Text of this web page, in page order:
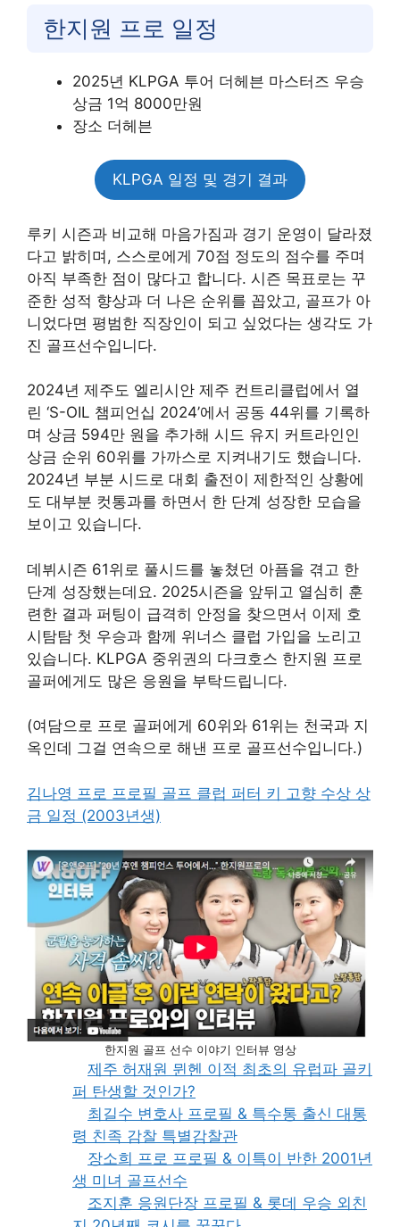
한지원 프로 일정
2025년 KLPGA 투어 더헤븐 마스터즈 우승
상금 1억 8000만원
장소 더헤븐
KLPGA 일정 및 경기 결과
루키 시즌과 비교해 마음가짐과 경기 운영이 달라졌
다고 밝히며, 스스로에게 70점 정도의 점수를 주며
아직 부족한 점이 많다고 합니다. 시즌 목표로는 꾸
준한 성적 향상과 더 나은 순위를 꼽았고, 골프가 아
니었다면 평범한 직장인이 되고 싶었다는 생각도 가
진 골프선수입니다.
2024년 제주도 엘리시안 제주 컨트리클럽에서 열
린 ‘S-OIL 챔피언십 2024’에서 공동 44위를 기록하
며 상금 594만 원을 추가해 시드 유지 커트라인인
상금 순위 60위를 가까스로 지켜내기도 했습니다.
2024년 부분 시드로 대회 출전이 제한적인 상황에
도 대부분 컷통과를 하면서 한 단계 성장한 모습을
보이고 있습니다.
데뷔시즌 61위로 풀시드를 놓쳤던 아픔을 겪고 한
단계 성장했는데요. 2025시즌을 앞뒤고 열심히 훈
련한 결과 퍼팅이 급격히 안정을 찾으면서 이제 호
시탐탐 첫 우승과 함께 위너스 클럽 가입을 노리고
있습니다. KLPGA 중위권의 다크호스 한지원 프로
골퍼에게도 많은 응원을 부탁드립니다.
(여담으로 프로 골퍼에게 60위와 61위는 천국과 지
옥인데 그걸 연속으로 해낸 프로 골프선수입니다.)
김나영 프로 프로필 골프 클럽 퍼터 키 고향 수상 상
금 일정 (2003년생)
한지원 골프 선수 이야기 인터뷰 영상
제주 허재원 뮌헨 이적 최초의 유럽파 골키
퍼 탄생할 것인가?
최길수 변호사 프로필 & 특수통 출신 대통
령 친족 감찰 특별감찰관
장소희 프로 프로필 & 이특이 반한 2001년
생 미녀 골프선수
조지훈 응원단장 프로필 & 롯데 우승 외친